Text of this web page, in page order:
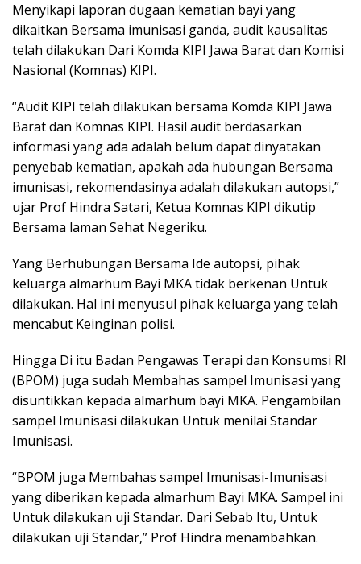
Menyikapi laporan dugaan kematian bayi yang
dikaitkan Bersama imunisasi ganda, audit kausalitas
telah dilakukan Dari Komda KIPI Jawa Barat dan Komisi
Nasional (Komnas) KIPI.
“Audit KIPI telah dilakukan bersama Komda KIPI Jawa
Barat dan Komnas KIPI. Hasil audit berdasarkan
informasi yang ada adalah belum dapat dinyatakan
penyebab kematian, apakah ada hubungan Bersama
imunisasi, rekomendasinya adalah dilakukan autopsi,”
ujar Prof Hindra Satari, Ketua Komnas KIPI dikutip
Bersama laman Sehat Negeriku.
Yang Berhubungan Bersama Ide autopsi, pihak
keluarga almarhum Bayi MKA tidak berkenan Untuk
dilakukan. Hal ini menyusul pihak keluarga yang telah
mencabut Keinginan polisi.
Hingga Di itu Badan Pengawas Terapi dan Konsumsi RI
(BPOM) juga sudah Membahas sampel Imunisasi yang
disuntikkan kepada almarhum bayi MKA. Pengambilan
sampel Imunisasi dilakukan Untuk menilai Standar
Imunisasi.
“BPOM juga Membahas sampel Imunisasi-Imunisasi
yang diberikan kepada almarhum Bayi MKA. Sampel ini
Untuk dilakukan uji Standar. Dari Sebab Itu, Untuk
dilakukan uji Standar,” Prof Hindra menambahkan.